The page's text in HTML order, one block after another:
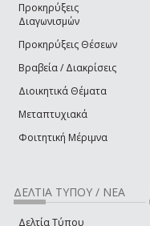
Προκηρύξεις
Διαγωνισμών
Προκηρύξεις Θέσεων
Βραβεία / Διακρίσεις
Διοικητικά Θέματα
Μεταπτυχιακά
Φοιτητική Μέριμνα
ΔΕΛΤΙΑ ΤΥΠΟΥ / ΝΕΑ
Δελτία Τύπου